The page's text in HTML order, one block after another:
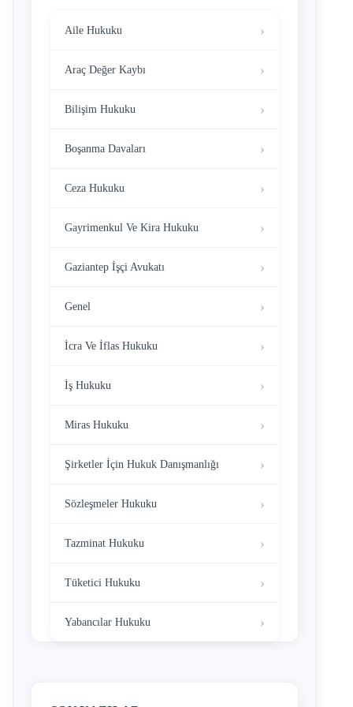
Aile Hukuku
Araç Değer Kaybı
Bilişim Hukuku
Boşanma Davaları
Ceza Hukuku
Gayrimenkul Ve Kira Hukuku
Gaziantep İşçi Avukatı
Genel
İcra Ve İflas Hukuku
İş Hukuku
Miras Hukuku
Şirketler İçin Hukuk Danışmanlığı
Sözleşmeler Hukuku
Tazminat Hukuku
Tüketici Hukuku
Yabancılar Hukuku